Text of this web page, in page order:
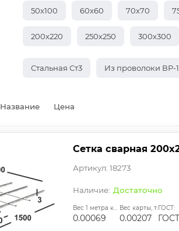
50х100 60х60 70х70
200х220 250х250 300х300
Стальная Ст3 Из проволоки ВР-1
Название Цена
Сетка сварная
Артикул: 18273
Достаточно
Вес 1 метра квадратного, т:
0.00069
Вес карты, т:
0.00207
ГОСТ: